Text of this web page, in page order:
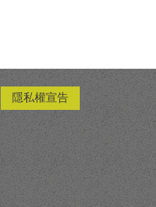
隱私權宣告